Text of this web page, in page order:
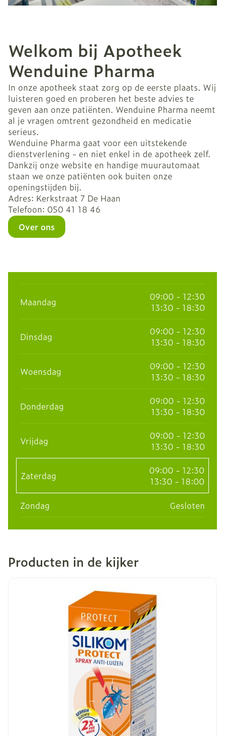
Welkom bij Apotheek
Wenduine Pharma
In onze apotheek staat zorg op de eerste plaats. Wij
luisteren goed en proberen het beste advies te
geven aan onze patiënten. Wenduine Pharma neemt
al je vragen omtrent gezondheid en medicatie
serieus.
Wenduine Pharma gaat voor een uitstekende
dienstverlening - en niet enkel in de apotheek zelf.
Dankzij onze website en handige muurautomaat
staan we onze patiënten ook buiten onze
openingstijden bij.
Adres: Kerkstraat 7 De Haan
Telefoon: 050 41 18 46
Over ons
Maandag
09:00 - 12:30
13:30 - 18:30
Dinsdag
09:00 - 12:30
13:30 - 18:30
Woensdag
09:00 - 12:30
13:30 - 18:30
Donderdag
09:00 - 12:30
13:30 - 18:30
Vrijdag
09:00 - 12:30
13:30 - 18:30
Zaterdag
09:00 - 12:30
13:30 - 18:00
Zondag
Gesloten
Producten in de kijker